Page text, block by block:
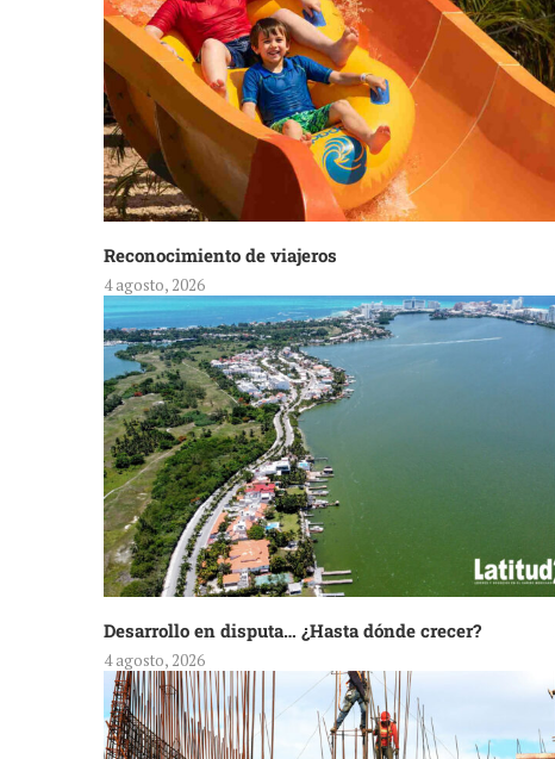
Reconocimiento de viajeros
4 agosto, 2026
Desarrollo en disputa… ¿Hasta dónde crecer?
4 agosto, 2026